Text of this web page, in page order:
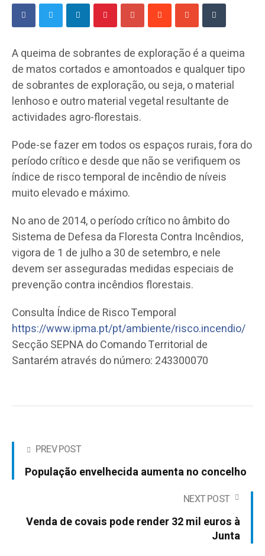
A queima de sobrantes de exploração é a queima
de matos cortados e amontoados e qualquer tipo
de sobrantes de exploração, ou seja, o material
lenhoso e outro material vegetal resultante de
actividades agro-florestais.
Pode-se fazer em todos os espaços rurais, fora do
período crítico e desde que não se verifiquem os
índice de risco temporal de incêndio de níveis
muito elevado e máximo.
No ano de 2014, o período críticono âmbito do
Sistema de Defesa da Floresta Contra Incêndios,
vigora de 1 de julho a 30 de setembro, e nele
devem ser asseguradas medidas especiais de
prevenção contra incêndios florestais.
Consulta Índice de Risco Temporal
https://www.ipma.pt/pt/ambiente/risco.incendio/
Secção SEPNA do Comando Territorial de
Santarém através do número: 243300070
PREV POST
População envelhecida aumenta no concelho
NEXT POST
Venda de covais pode render 32 mil euros à
Junta